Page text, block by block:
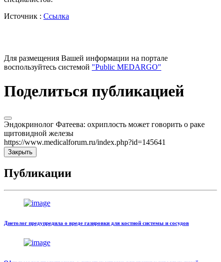
Источник : Ссылка
Для размещения Вашей информации на портале
воспользуйтесь системой "Public MEDARGO"
Поделиться публикацией
Эндокринолог Фатеева: охриплость может говорить о раке
щитовидной железы
https://www.medicalforum.ru/index.php?id=145641
Закрыть
Публикации
Диетолог предупредила о вреде газировки для костной системы и сосудов